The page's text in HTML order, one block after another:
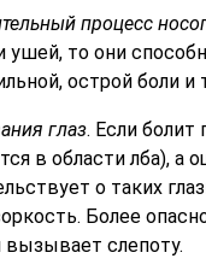
процесс
ушей, то они
острой боли и
глаз. Если болит
в области лба), а
о таких
Более
вызывает слепоту.